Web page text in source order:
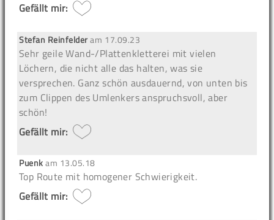
Gefällt mir:
Stefan Reinfelderam 17.09.23
Sehr geile Wand-/Plattenkletterei mit vielen
Löchern, die nicht alle das halten, was sie
versprechen. Ganz schön ausdauernd, von unten bis
zum Clippen des Umlenkers anspruchsvoll, aber
schön!
Gefällt mir:
Puenkam 13.05.18
Top Route mit homogener Schwierigkeit.
Gefällt mir: